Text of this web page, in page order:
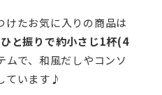
けたお気に入りの商品は
ひと振りで約小さじ1杯(4
ムで、和風だしやコンソ
ています♪